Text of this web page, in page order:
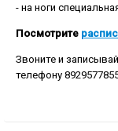
- на ноги
Посмотрите
Звоните и
телефону